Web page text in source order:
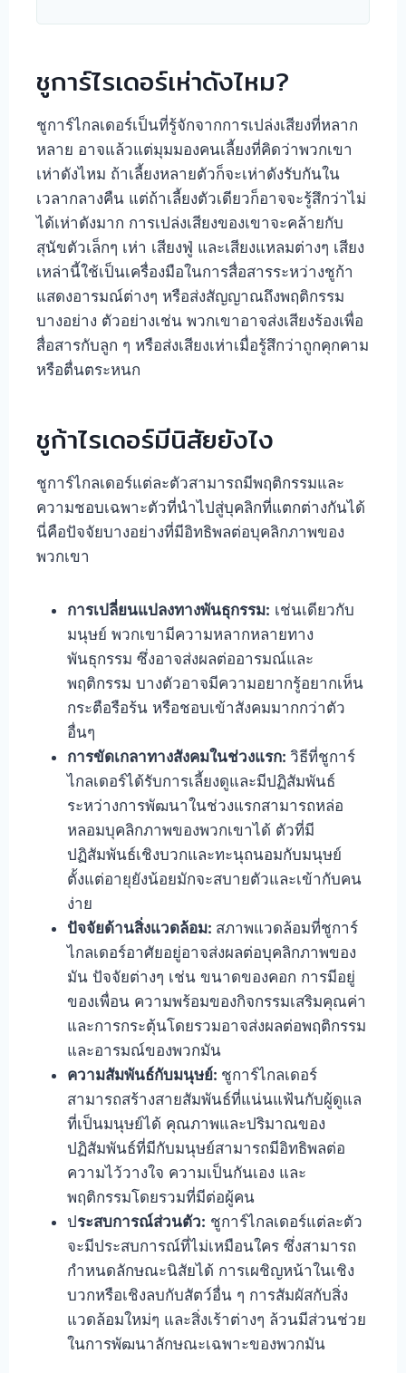
ชูการ์ไรเดอร์เห่าดังไหม?
ชูการ์ไกลเดอร์เป็นที่รู้จักจากการเปล่งเสียงที่หลาก
หลาย อาจแล้วแต่มุมมองคนเลี้ยงที่คิดว่าพวกเขา
เห่าดังไหม ถ้าเลี้ยงหลายตัวก็จะเห่าดังรับกันใน
เวลากลางคืน แต่ถ้าเลี้ยงตัวเดียวก็อาจจะรู้สึกว่าไม่
ได้เห่าดังมาก การเปล่งเสียงของเขาจะคล้ายกับ
สุนัขตัวเล็กๆ เห่า เสียงฟู่ และเสียงแหลมต่างๆ เสียง
เหล่านี้ใช้เป็นเครื่องมือในการสื่อสารระหว่างชูก้า
แสดงอารมณ์ต่างๆ หรือส่งสัญญาณถึงพฤติกรรม
บางอย่าง ตัวอย่างเช่น พวกเขาอาจส่งเสียงร้องเพื่อ
สื่อสารกับลูก ๆ หรือส่งเสียงเห่าเมื่อรู้สึกว่าถูกคุกคาม
หรือตื่นตระหนก
ชูก้าไรเดอร์มีนิสัยยังไง
ชูการ์ไกลเดอร์แต่ละตัวสามารถมีพฤติกรรมและ
ความชอบเฉพาะตัวที่นำไปสู่บุคลิกที่แตกต่างกันได้
นี่คือปัจจัยบางอย่างที่มีอิทธิพลต่อบุคลิกภาพของ
พวกเขา
การเปลี่ยนแปลงทางพันธุกรรม: เช่นเดียวกับ
มนุษย์ พวกเขามีความหลากหลายทาง
พันธุกรรม ซึ่งอาจส่งผลต่ออารมณ์และ
พฤติกรรม บางตัวอาจมีความอยากรู้อยากเห็น
กระตือรือร้น หรือชอบเข้าสังคมมากกว่าตัว
อื่นๆ
การขัดเกลาทางสังคมในช่วงแรก: วิธีที่ชูการ์
ไกลเดอร์ได้รับการเลี้ยงดูและมีปฏิสัมพันธ์
ระหว่างการพัฒนาในช่วงแรกสามารถหล่อ
หลอมบุคลิกภาพของพวกเขาได้ ตัวที่มี
ปฏิสัมพันธ์เชิงบวกและทะนุถนอมกับมนุษย์
ตั้งแต่อายุยังน้อยมักจะสบายตัวและเข้ากับคน
ง่าย
ปัจจัยด้านสิ่งแวดล้อม: สภาพแวดล้อมที่ชูการ์
ไกลเดอร์อาศัยอยู่อาจส่งผลต่อบุคลิกภาพของ
มัน ปัจจัยต่างๆ เช่น ขนาดของคอก การมีอยู่
ของเพื่อน ความพร้อมของกิจกรรมเสริมคุณค่า
และการกระตุ้นโดยรวมอาจส่งผลต่อพฤติกรรม
และอารมณ์ของพวกมัน
ความสัมพันธ์กับมนุษย์: ชูการ์ไกลเดอร์
สามารถสร้างสายสัมพันธ์ที่แน่นแฟ้นกับผู้ดูแล
ที่เป็นมนุษย์ได้ คุณภาพและปริมาณของ
ปฏิสัมพันธ์ที่มีกับมนุษย์สามารถมีอิทธิพลต่อ
ความไว้วางใจ ความเป็นกันเอง และ
พฤติกรรมโดยรวมที่มีต่อผู้คน
ประสบการณ์ส่วนตัว: ชูการ์ไกลเดอร์แต่ละตัว
จะมีประสบการณ์ที่ไม่เหมือนใคร ซึ่งสามารถ
กำหนดลักษณะนิสัยได้ การเผชิญหน้าในเชิง
บวกหรือเชิงลบกับสัตว์อื่น ๆ การสัมผัสกับสิ่ง
แวดล้อมใหม่ๆ และสิ่งเร้าต่างๆ ล้วนมีส่วนช่วย
ในการพัฒนาลักษณะเฉพาะของพวกมัน